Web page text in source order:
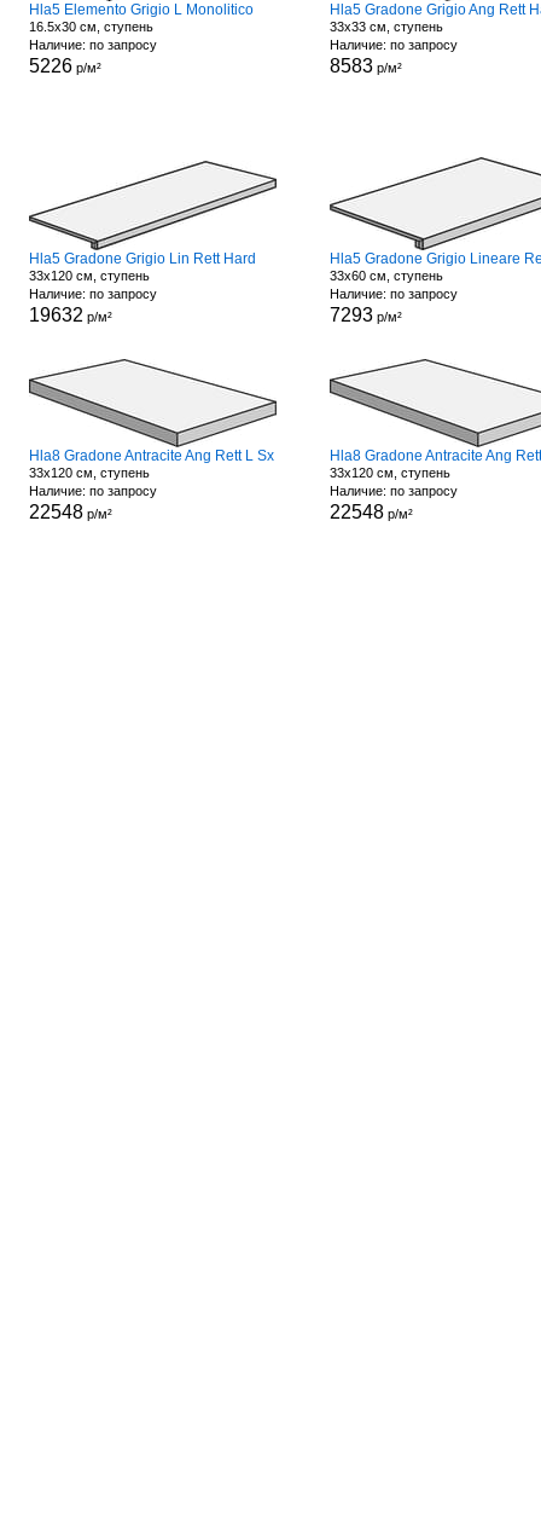
Hla5 Elemento Grigio L Monolitico
16.5x30 см, ступень
Наличие: по запросу
5226р/м²
Hla5 Gradone Grigio Ang Rett
33x33 см, ступень
Наличие: по запросу
8583р/м²
Hla5 Gradone Grigio Lin Rett Hard
33x120 см, ступень
Наличие: по запросу
19632 р/м²
33x60 см, ступень
Наличие: по запросу
7293р/м²
Hla8 Gradone Antracite Ang Rett L Sx
33x120 см, ступень
Наличие: по запросу
22548р/м²
33x120 см, ступень
Наличие: по запросу
22548р/м²